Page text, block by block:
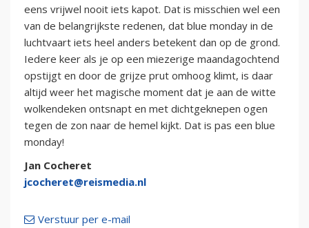
eens vrijwel nooit iets kapot. Dat is misschien wel een
van de belangrijkste redenen, dat blue monday in de
luchtvaart iets heel anders betekent dan op de grond.
Iedere keer als je op een miezerige maandagochtend
opstijgt en door de grijze prut omhoog klimt, is daar
altijd weer het magische moment dat je aan de witte
wolkendeken ontsnapt en met dichtgeknepen ogen
tegen de zon naar de hemel kijkt. Dat is pas een blue
monday!
Jan Cocheret
jcocheret@reismedia.nl
Verstuur per e-mail